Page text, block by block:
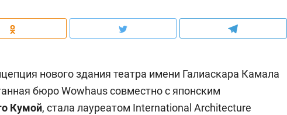
нового здания театра имени Галиаскара Камала
бюро Wowhaus совместно с японским
Кумой, стала лауреатом International Architecture